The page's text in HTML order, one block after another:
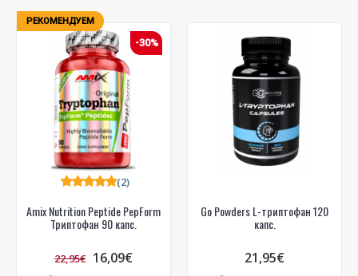
РЕКОМЕНДУЕМ
-30%
Amix Nutrition Peptide PepForm
Триптофан 90 капс.
(2)
22,95€ 16,09€
Go Powders L-триптофан 120
капс.
21,95€